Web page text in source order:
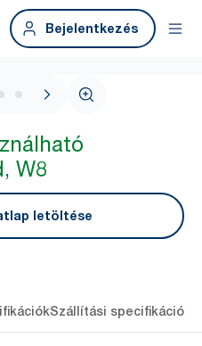
Bejelentkezés
W8
letöltése
Szállítási specifikációk